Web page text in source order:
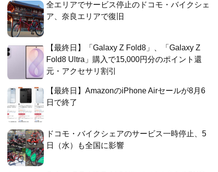
全エリアでサービス停止のドコモ・バイクシェ
ア、奈良エリアで復旧
【最終日】「Galaxy Z Fold8」、「Galaxy Z
Fold8 Ultra」購入で15,000円分のポイント還
元・アクセサリ割引
【最終日】AmazonのiPhone Airセールが8月6
日で終了
ドコモ・バイクシェアのサービス一時停止、5
日（水）も全国に影響